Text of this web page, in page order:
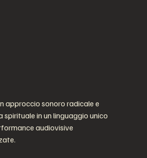
approccio sonoro radicale e
spirituale in un linguaggio unico
audiovisive